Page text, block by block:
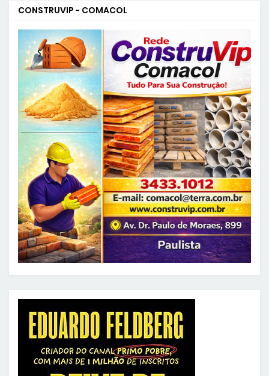
CONSTRUVIP - COMACOL